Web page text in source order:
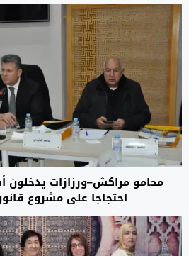
محامو مراكش–ورزازات
احتجاجا على مشروع